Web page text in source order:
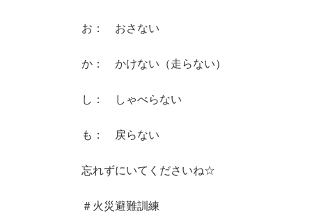
お： おさない
か： かけない（走らない）
し： しゃべらない
も： 戻らない
忘れずにいてくださいね☆
＃火災避難訓練